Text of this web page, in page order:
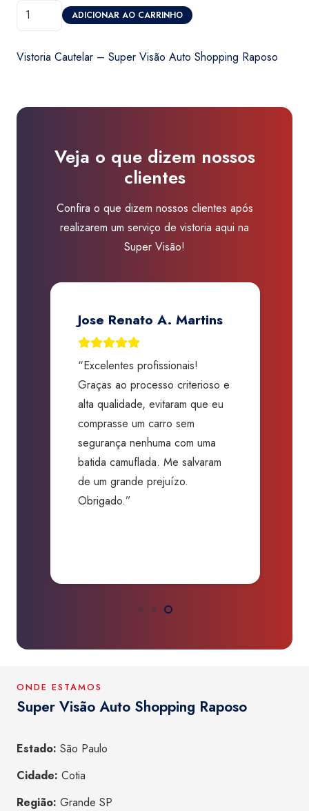
Vistoria
Auto
quantidade
ADICIONAR AO CARRINHO
Vistoria Cautelar – Super Visão Auto Shopping Raposo
Veja o que dizem nossos
clientes
Confira o que dizem nossos clientes após
realizarem um serviço de vistoria aqui na
Super Visão!
Jose Renato A. Martins
“Excelentes profissionais!
Graças ao processo criterioso e
alta qualidade, evitaram que eu
comprasse um carro sem
segurança nenhuma com uma
batida camuflada. Me salvaram
de um grande prejuízo.
Obrigado.”
ONDE ESTAMOS
Super Visão Auto Shopping Raposo
Estado: São Paulo
Cidade: Cotia
Região: Grande SP